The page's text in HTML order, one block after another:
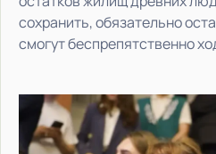
сохранить, обязательно
смогут беспрепятственно